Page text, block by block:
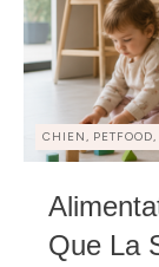
CHIEN,
Que La